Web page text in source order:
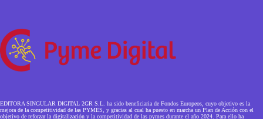
EDITORA SINGULAR DIGITAL 2GR S.L. ha sido beneficiaria de Fondos Europeos, cuyo objetivo es la
mejora de la competitividad de las PYMES, y gracias al cual ha puesto en marcha un Plan de Acción con el
objetivo de reforzar la digitalización y la competitividad de las pymes durante el año 2024. Para ello ha